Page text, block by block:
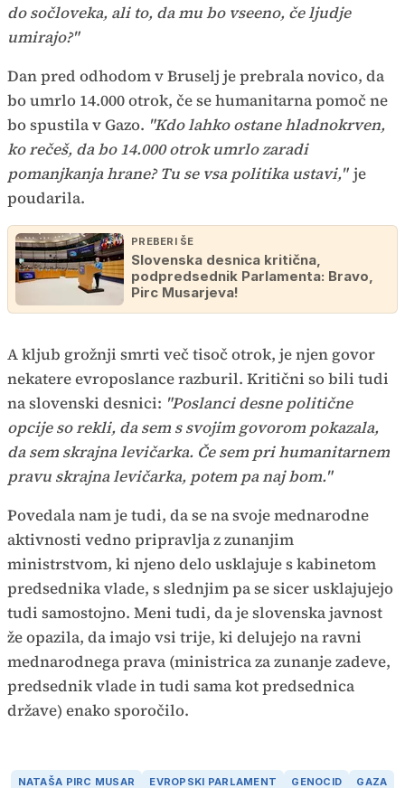
do sočloveka, ali to, da mu bo vseeno, če ljudje
umirajo?"
Dan pred odhodom v Bruselj je prebrala novico, da
bo umrlo 14.000 otrok, če se humanitarna pomoč ne
bo spustila v Gazo. "Kdo lahko ostane hladnokrven,
ko rečeš, da bo 14.000 otrok umrlo zaradi
pomanjkanja hrane? Tu se vsa politika ustavi," je
poudarila.
PREBERI ŠE
Slovenska desnica kritična,
podpredsednik Parlamenta: Bravo,
Pirc Musarjeva!
A kljub grožnji smrti več tisoč otrok, je njen govor
nekatere evroposlance razburil. Kritični so bili tudi
na slovenski desnici: "Poslanci desne politične
opcije so rekli, da sem s svojim govorom pokazala,
da sem skrajna levičarka. Če sem pri humanitarnem
pravu skrajna levičarka, potem pa naj bom."
Povedala nam je tudi, da se na svoje mednarodne
aktivnosti vedno pripravlja z zunanjim
ministrstvom, ki njeno delo usklajuje s kabinetom
predsednika vlade, s slednjim pa se sicer usklajujejo
tudi samostojno. Meni tudi, da je slovenska javnost
že opazila, da imajo vsi trije, ki delujejo na ravni
mednarodnega prava (ministrica za zunanje zadeve,
predsednik vlade in tudi sama kot predsednica
države) enako sporočilo.
NATAŠA PIRC MUSAR EVROPSKI PARLAMENT GENOCID GAZA